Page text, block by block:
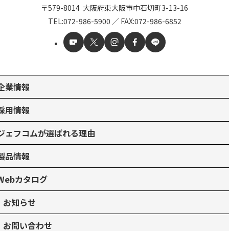
〒579-8014 大阪府東大阪市中石切町3-13-16
TEL:072-986-5900 ／ FAX:072-986-6852
業情報
用情報
ェフコムが選ばれる理由
品情報
カタログ
お知らせ
お問い合わせ